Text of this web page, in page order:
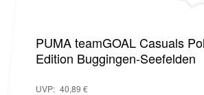
PUMA teamGOAL Casuals
Edition Buggingen-Seefelden
UVP: 40,89 €